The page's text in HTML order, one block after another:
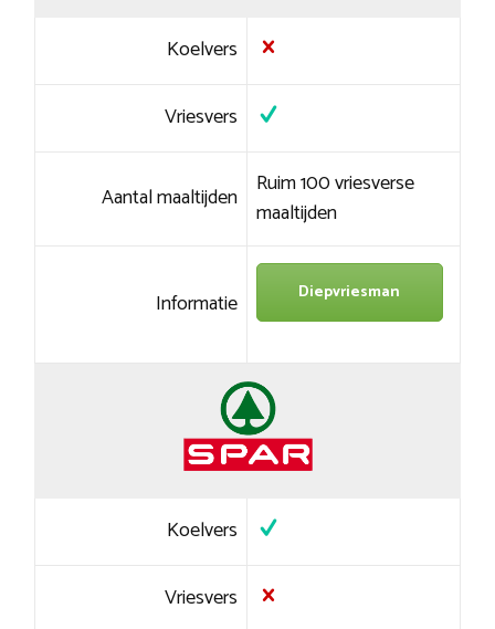
Koelvers
Vriesvers
Aantal maaltijden Ruim 100 vriesverse
maaltijden
Informatie Diepvriesman
Koelvers
Vriesvers